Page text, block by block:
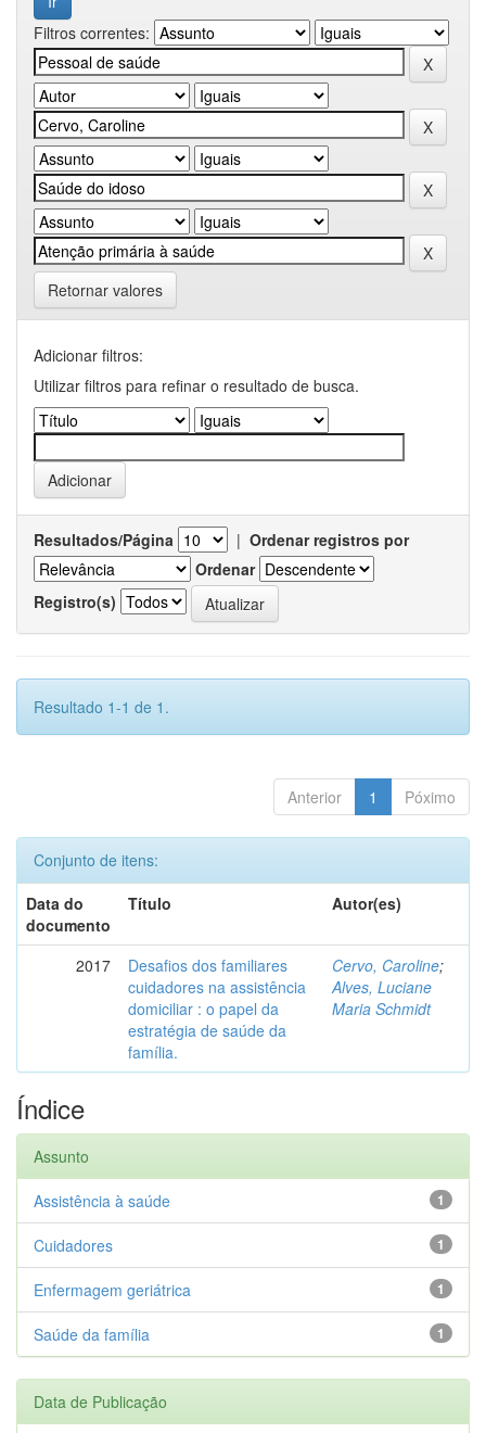
Filtros correntes:
Retornar valores
Adicionar filtros:
Utilizar filtros para refinar o resultado de busca.
Resultados/Página | Ordenar registros por
Ordenar
Registro(s)
Resultado 1-1 de 1.
Anterior 1 Póximo
Conjunto de itens:
Data do
documento
Título Autor(es)
2017
Desafios dos familiares
cuidadores na assistência
domiciliar : o papel da
estratégia de saúde da
família.
Cervo, Caroline;
Alves, Luciane
Maria Schmidt
Índice
Assunto
1
Assistência à saúde
1
Cuidadores
1
Enfermagem geriátrica
1
Saúde da família
Data de Publicação